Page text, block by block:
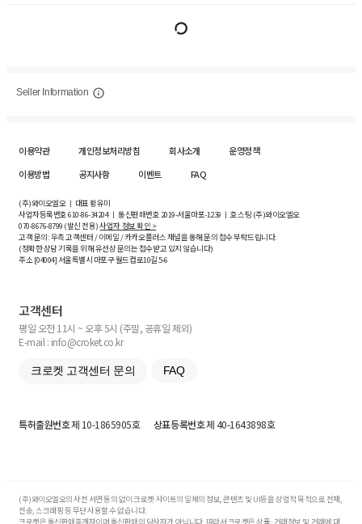
Seller Information
이용약관 개인정보처리방침 회사소개
운영정책
이용방법
공지사항 이벤트 FAQ
(주)와이오엘오 ㅣ 대표 황유미
사업자등록번호610-86-34204ㅣ 통신판매번호 2019-서울마포-1239 ㅣ 호스팅 (주)와이오엘오
070-8676-8799 (발신 전용)사업자 정보 확인 >
고객 문의: 우측 고객센터 / 이메일 / 카카오플러스 채널을 통해 문의 접수 부탁드립니다.
(정확한 상담 기록을 위해 유선상 문의는 접수받고 있지 않습니다)
주소 [04004] 서울특별시 마포구 월드컵로10길5-6
고객센터
평일 오전 11시 ~ 오후 5시 (주말, 공휴일 제외)
E-mail : info@croket.co.kr
크로켓 고객센터 문의 FAQ
특허출원번호제 10-1865905호 상표등록번호제 40-1643898호
(주)와이오엘오의 사전 서면 동의 없이 크로켓 사이트의 일체의 정보, 콘텐츠 및 UI등을 상업적 목적으로 전재,
전송, 스크래핑 등 무단 사용할 수 없습니다.